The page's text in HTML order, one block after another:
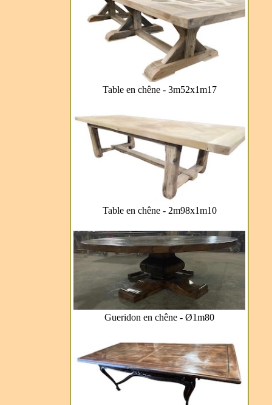
Table en chêne - 3m52x1m17
Table en chêne - 2m98x1m10
Gueridon en chêne - Ø1m80